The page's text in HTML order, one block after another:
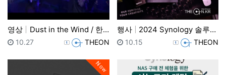
영상 Dust in the Wind / 한글자막
등록자THEON
등록일
10.27
행사 2024 Synology 솔루션 DAY
등록자 THEON
등록일
10.15
Now